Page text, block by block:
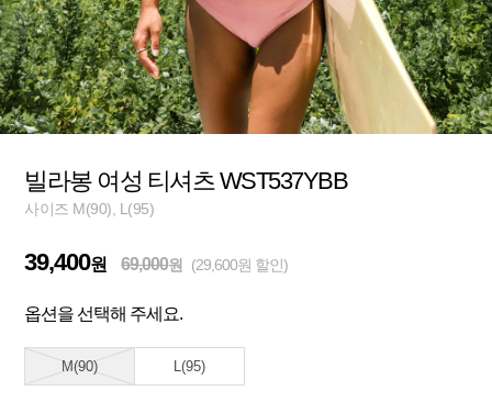
빌라봉 여성 티셔츠 WST537YBB
사이즈 M(90), L(95)
39,400원 69,000원 (29,600원 할인)
옵션을 선택해 주세요.
M(90) L(95)